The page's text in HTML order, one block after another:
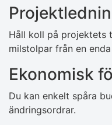
Håll koll på projektets
milstolpar från en
Ekonomisk
Du kan enkelt spåra
ändringsordrar.